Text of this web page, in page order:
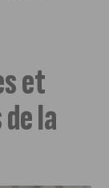
et
la